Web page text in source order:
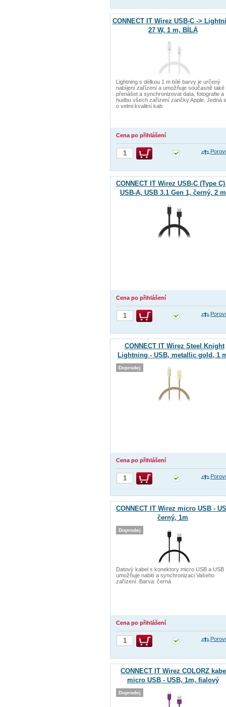
CONNECT IT Wirez USB-C ->
27 W, 1 m, BÍLÁ
Lightning s délkou 1 m bílé barvy je určený
nabíjení zařízení a umožňuje současně také
přenášet a synchronizovat data, fotografie a
hudbu všech zařízení zančky Apple. Jedná
o velmi kvalitní kab
Cena po přihlášení
CONNECT IT Wirez USB-C (Type
USB-A, USB 3.1 Gen 1, černý, 2 m
Cena po přihlášení
CONNECT IT Wirez Steel Knight
Lightning - USB, metallic gold, 1
Cena po přihlášení
Doprodej
CONNECT IT Wirez micro USB -
černý, 1m
Datový kabel s konektory micro USB a USB
umožňuje nabití a synchronizaci Vašeho
zařízení. Barva: černá
Cena po přihlášení
Doprodej
CONNECT IT Wirez COLORZ
micro USB - USB, 1m, fialový
Doprodej